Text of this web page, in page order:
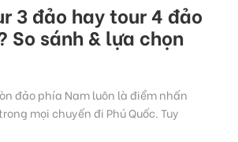
3 đảo hay tour 4 đảo
So sánh & lựa chọn
đảo phía Nam luôn là điểm nhấn
mọi chuyến đi Phú Quốc. Tuy